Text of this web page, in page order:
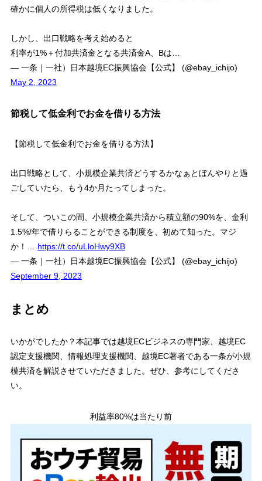
確かに個人の所得税は低くなりました。
しかし、出口戦略を考え始めると
利率が1%＋付加共済金となる共済金A、Bは…
— 一条｜一社）日本越境EC振興協会【公式】 (@ebay_ichijo)
May 2, 2023
節税して低金利でお金を借りる方法
【節税して低金利でお金を借りる方法】
出口戦略として、小規模企業共済どうするかなぁとぼんやりと過
ごしていたら、もう4か月たってしまった。
そして、ついこの間、小規模企業共済から積立額の90%を、金利
1.5%/年で借りらることができる制度を、初めて知った。マジ
か！… https://t.co/uLloHwy9XB
— 一条｜一社）日本越境EC振興協会【公式】 (@ebay_ichijo)
September 9, 2023
まとめ
いかがでしたか？本記事では越境ECビジネスの専門家、越境EC
認定支援機関、情報処理支援機関、越境EC著者である一条が小規
模共済を解説させていただきました。ぜひ、参考にしてくださ
い。
利益率80%は当たり前